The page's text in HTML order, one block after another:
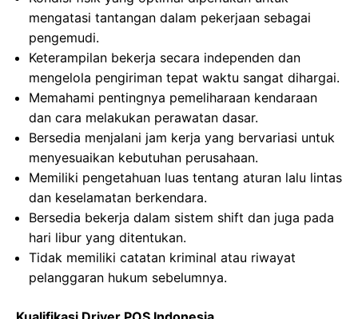
mengatasi tantangan dalam pekerjaan sebagai
pengemudi.
Keterampilan bekerja secara independen dan
mengelola pengiriman tepat waktu sangat dihargai.
Memahami pentingnya pemeliharaan kendaraan
dan cara melakukan perawatan dasar.
Bersedia menjalani jam kerja yang bervariasi untuk
menyesuaikan kebutuhan perusahaan.
Memiliki pengetahuan luas tentang aturan lalu lintas
dan keselamatan berkendara.
Bersedia bekerja dalam sistem shift dan juga pada
hari libur yang ditentukan.
Tidak memiliki catatan kriminal atau riwayat
pelanggaran hukum sebelumnya.